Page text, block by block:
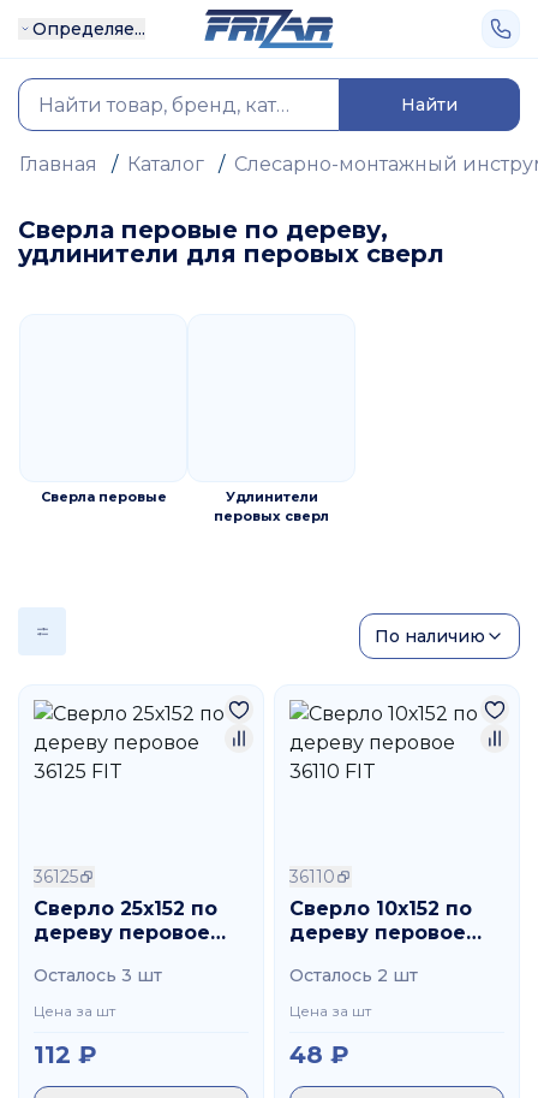
Определяе...
Найти
Главная / Каталог / Слесарно-монтажный
Сверла перовые по дереву,
удлинители для перовых сверл
Сверла перовые
Удлинители
перовых сверл
По наличию
36125
Сверло 25х152 по
дереву перовое
Осталось 3 шт
Цена за шт
112 ₽
36110
Сверло 10х152 по
дереву перовое
Осталось 2 шт
Цена за шт
48 ₽